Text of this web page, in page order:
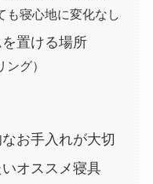
も寝心地に変化なし
置ける場所
グ）
お手入れが大切
オススメ寝具